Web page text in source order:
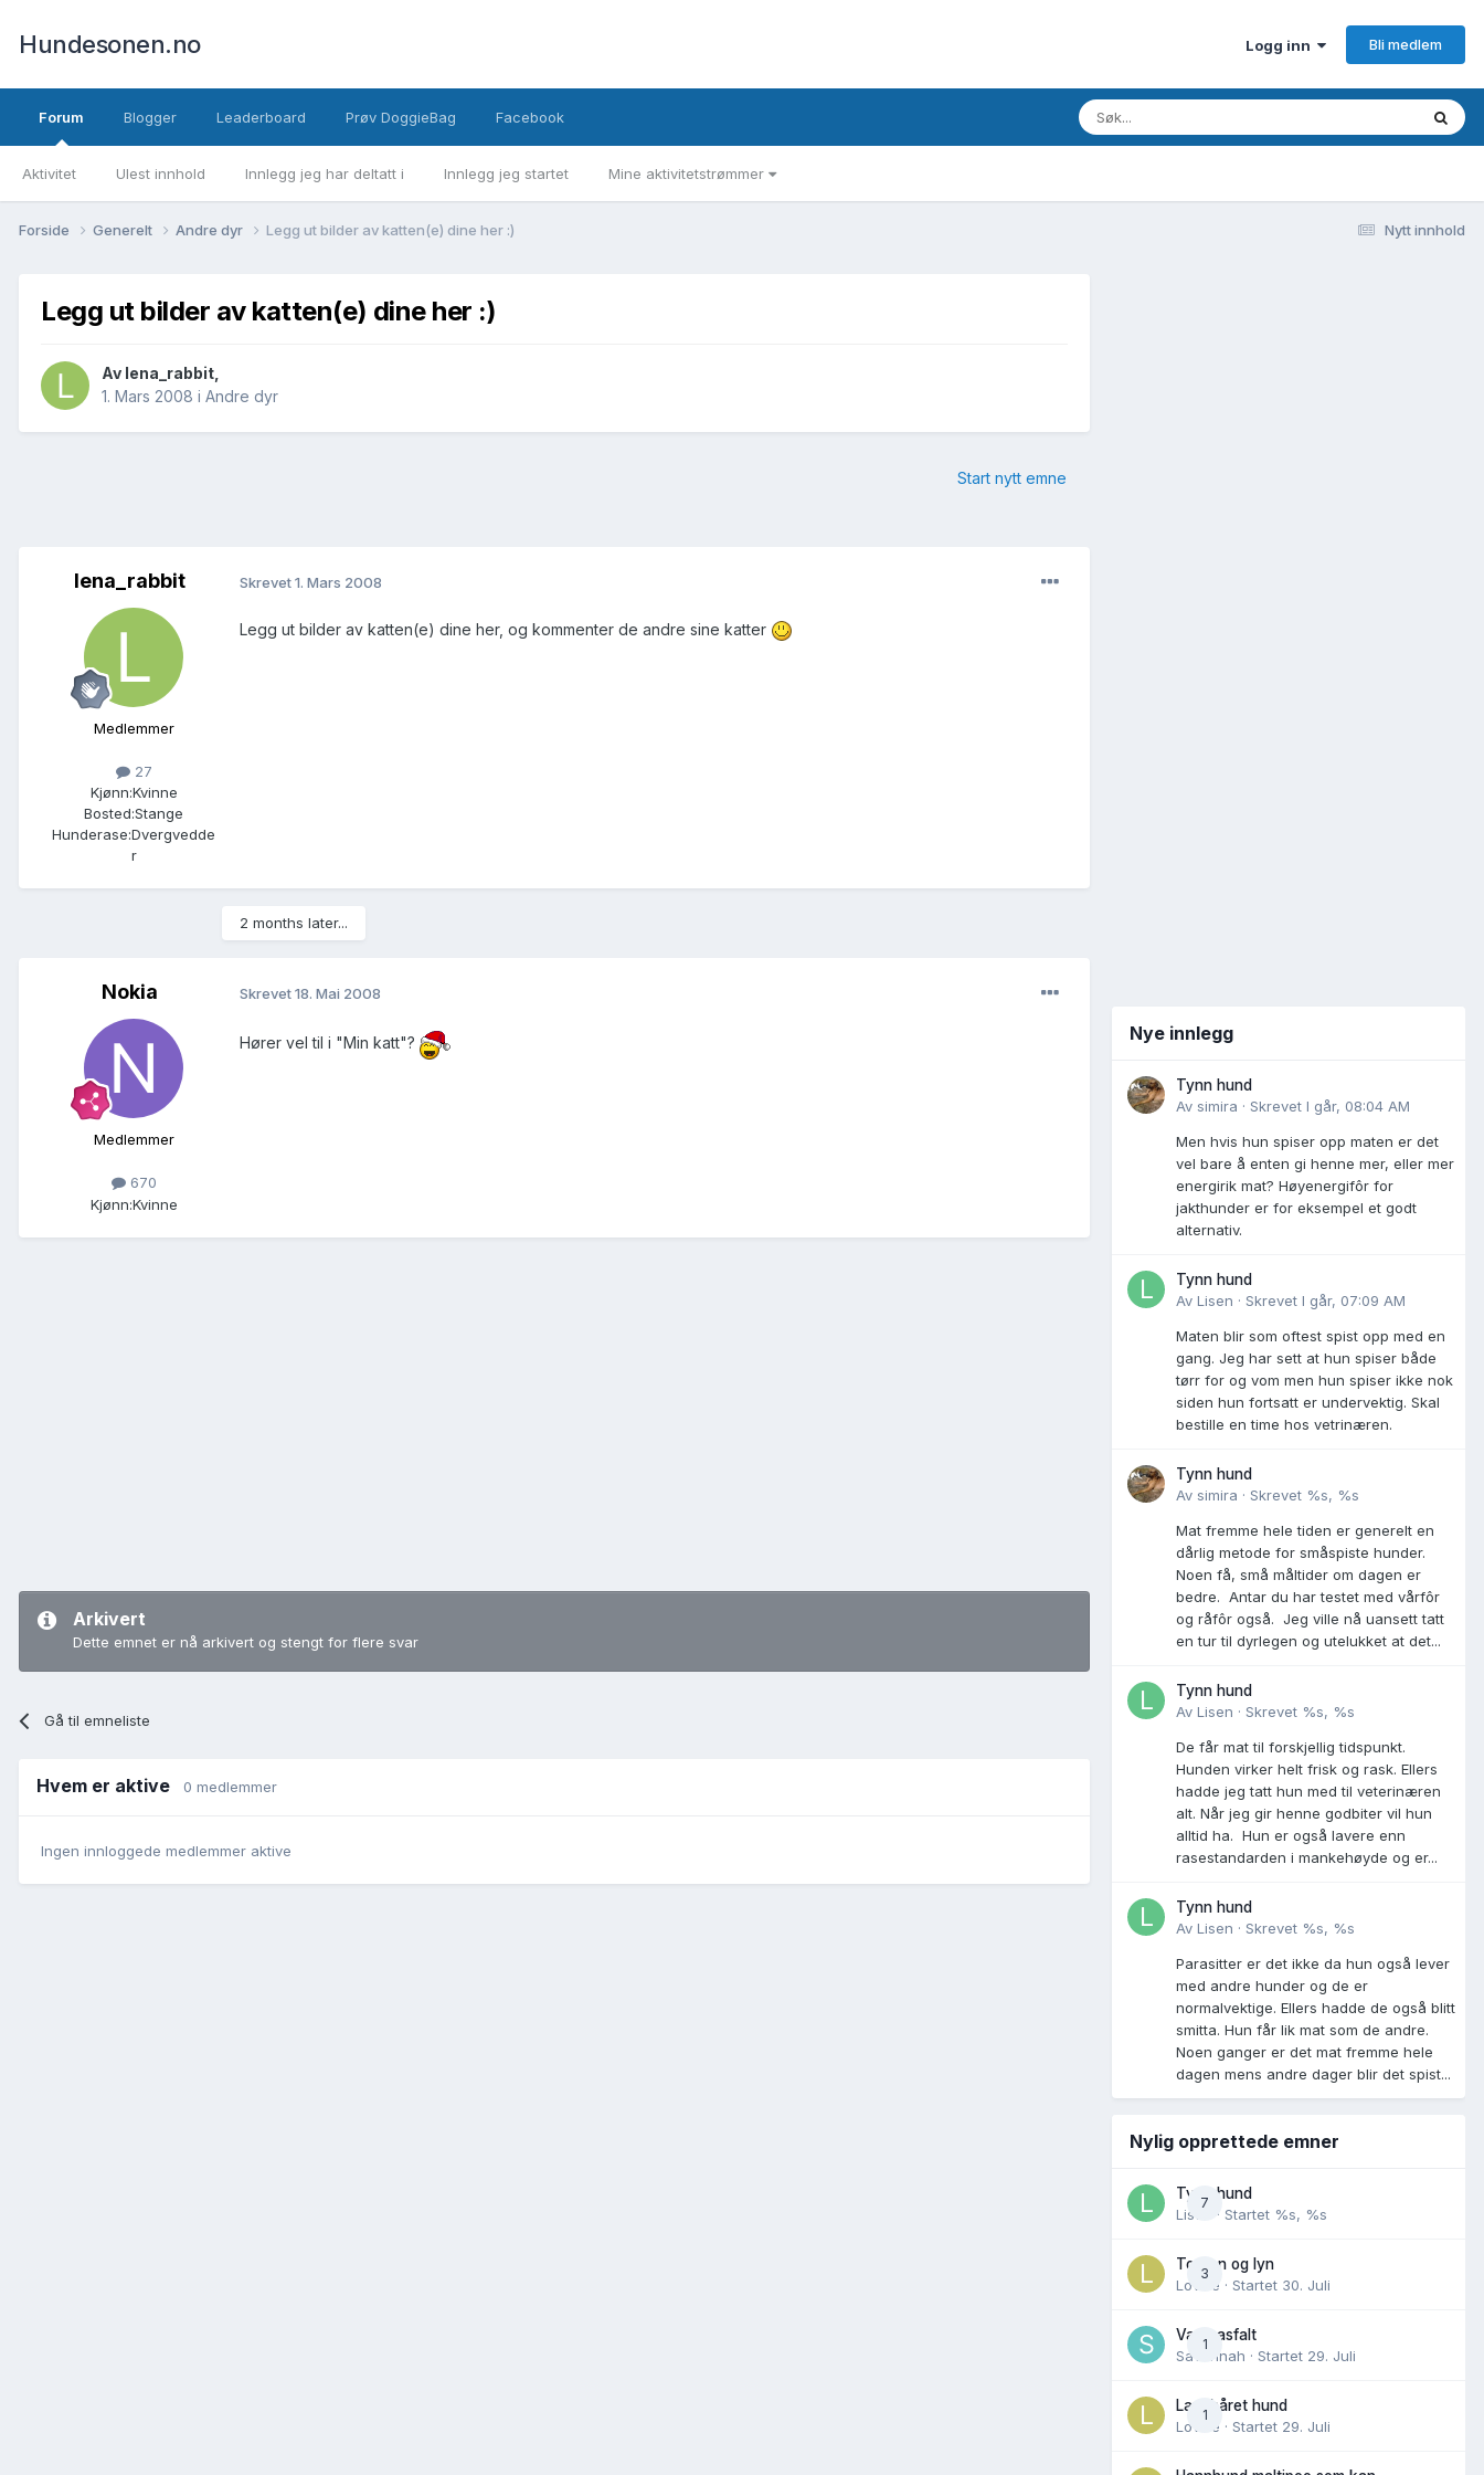
Hundesonen.no Logg inn Bli medlem
Forum
Aktivitet Ulest innhold Innlegg jeg har deltatt i Innlegg jeg startet Mine aktivitetstrømmer
Blogger Leaderboard Prøv DoggieBag Facebook
Nytt innhold
Forside Generelt Andre dyr Legg ut bilder av katten(e) dine her :)
Legg ut bilder av katten(e) dine her :)
Av lena_rabbit
1. Mars 2008 i Andre dyr
Start nytt emne
lena_rabbit
Medlemmer
27
Kjønn:Kvinne
Bosted:Stange
Hunderase:Dvergvedde
r
Skrevet1. Mars 2008
Legg ut bilder av katten(e) dine her, og kommenter de andre sine katter
2 months later...
Nokia
Medlemmer
670
Kjønn:Kvinne
Skrevet18. Mai 2008
Hører vel til i "Min katt"?
Arkivert
Dette emnet er nå arkivert og stengt for flere svar
Gå til emneliste
Hvem er aktive 0 medlemmer
Ingen innloggede medlemmer aktive
Nye innlegg
Tynn hund
Av simira · Skrevet I går, 08:04 AM
Men hvis hun spiser opp maten er det
vel bare å enten gi henne mer, eller mer
energirik mat? Høyenergifôr for
jakthunder er for eksempel et godt
alternativ.
Tynn hund
Av Lisen · Skrevet I går, 07:09 AM
Maten blir som oftest spist opp med en
gang. Jeg har sett at hun spiser både
tørr for og vom men hun spiser ikke nok
siden hun fortsatt er undervektig. Skal
bestille en time hos vetrinæren.
Tynn hund
Av simira · Skrevet %s, %s
Mat fremme hele tiden er generelt en
dårlig metode for småspiste hunder.
Noen få, små måltider om dagen er
bedre. Antar du har testet med vårfôr
og råfôr også. Jeg ville nå uansett tatt
en tur til dyrlegen og utelukket at det...
Tynn hund
Av Lisen · Skrevet %s, %s
De får mat til forskjellig tidspunkt.
Hunden virker helt frisk og rask. Ellers
hadde jeg tatt hun med til veterinæren
alt. Når jeg gir henne godbiter vil hun
alltid ha. Hun er også lavere enn
rasestandarden i mankehøyde og er...
Tynn hund
Av Lisen · Skrevet %s, %s
Parasitter er det ikke da hun også lever
med andre hunder og de er
normalvektige. Ellers hadde de også blitt
smitta. Hun får lik mat som de andre.
Noen ganger er det mat fremme hele
dagen mens andre dager blir det spist...
Nylig opprettede emner
7
Tynn hund
Lisen
· Startet %s, %s
3
Torden og lyn
Lovise · Startet 30. Juli
1
Varm asfalt
Savannah · Startet 29. Juli
1
Langhåret hund
Lovise · Startet 29. Juli